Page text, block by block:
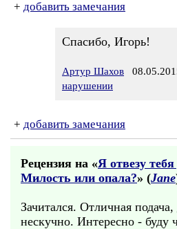
+ добавить замечания
Спасибо, Игорь!
Артур Шахов
нарушении
+ добавить замечания
Рецензия на «Я отвезу
Милость или опала?» (Jane
Зачитался. Отличная
нескучно. Интересно - буду